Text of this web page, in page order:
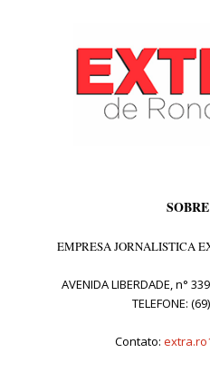
EMPRESA JORNALISTICA
AVENIDA LIBERDADE, n°
TELEFONE:
Contato: